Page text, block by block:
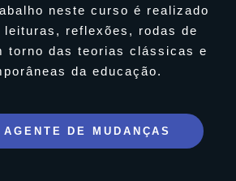
neste curso é realizado
leituras, reflexões, rodas de
torno das teorias clássicas e
da educação.
DE MUDANÇAS